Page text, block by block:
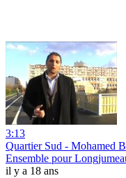
3:13
Quartier Sud - Mohamed
Ensemble pour
il y a 18 ans